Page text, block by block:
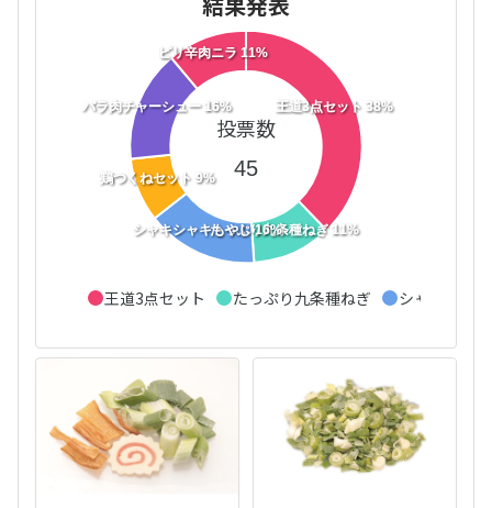
王道3点セット 38%
たっぷり九条種ねぎ 11%
シャキシャキもやし 16%
鶏つくねセット 9%
バラ肉チャーシュー 16%
ピリ辛肉ニラ 11%
投票数
45
王道3点セット たっぷり九条種ねぎ シャキシャ